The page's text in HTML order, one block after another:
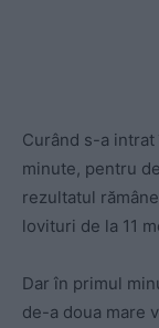
Curând s-a
minute, pentru
rezultatul
lovituri de la 11
Dar în primul
de-a doua mare